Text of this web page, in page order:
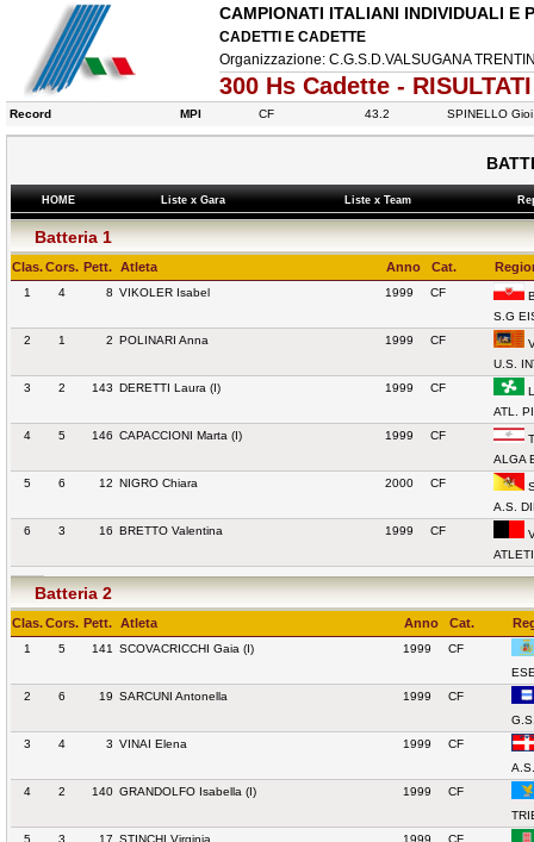
CAMPIONATI ITALIANI INDIVIDUALI E
CADETTI E CADETTE
Organizzazione: C.G.S.D.VALSUGANA
300 Hs Cadette - RISULTATI
Record MPI CF 43.2 SPINELLO Gioi
HOME Liste x Gara Liste x Team
Batteria 1
Clas.Cors. Pett. Atleta Anno Cat.
1 4 8 VIKOLER Isabel 1999 CF
S.G
2
1 2 POLINARI Anna 1999 CF
U.S.
3
2 143 DERETTI Laura (I) 1999 CF
ATL.
4
5 146 CAPACCIONI Marta (I) 1999 CF
ALGA
5
6 12 NIGRO Chiara 2000 CF
A.S.
6
3 16 BRETTO Valentina 1999 CF
Batteria 2
Clas.Cors. Pett. Atleta Anno Cat.
1 5 141 SCOVACRICCHI Gaia (I) 1999
CF
2
6 19 SARCUNI Antonella 1999
CF
3
4 3 VINAI Elena 1999
CF
4
2 140 GRANDOLFO Isabella (I) 1999
CF
5
3 17 STINCHI Virginia 1999
CF